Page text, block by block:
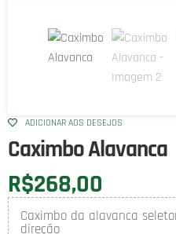
ADICIONAR AOS DESEJOS
Caximbo Alavanca
R$268,00
Caximbo da alavanca
direção